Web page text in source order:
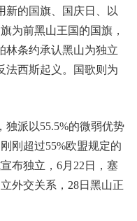
新的国旗、国庆日、以
为前黑山王国的国旗，
林条约承认黑山为独立
法西斯起义。国歌则为
独派以55.5%的微弱优势
刚超过55%欧盟规定的
布独立，6月22日，塞
外交关系，28日黑山正